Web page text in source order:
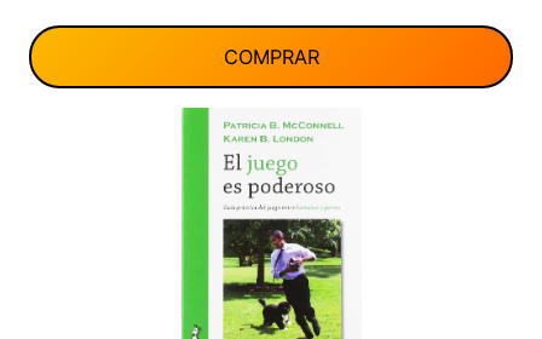
COMPRAR